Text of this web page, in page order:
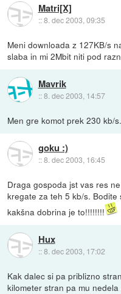
Matri[X]
::8. dec 2003, 09:35
Meni downloada z 127KB/s
slaba in mi 2Mbit niti pod
Mavrik
::8. dec 2003, 14:57
Men gre komot prek 230 kb/s.
goku :)
::8. dec 2003, 16:45
Draga gospoda jst vas res
kregate za teh 5 kb/s.
kakšna dobrina je to!!!!!!!!
Hux
::8. dec 2003, 17:02
Kak dalec si pa priblizno
kilometer stran pa mu